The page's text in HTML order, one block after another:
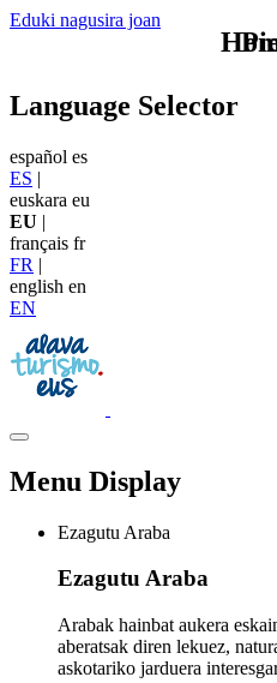
Eduki nagusira joan
Language Selector
español es
ES |
euskara eu
EU |
français fr
FR |
english en
EN
Menu Display
Ezagutu Araba
Ezagutu Araba
Arabak hainbat aukera
aberatsak diren lekuez,
askotariko jarduera